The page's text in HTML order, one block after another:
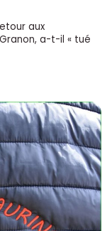
aux
a-t-il « tué